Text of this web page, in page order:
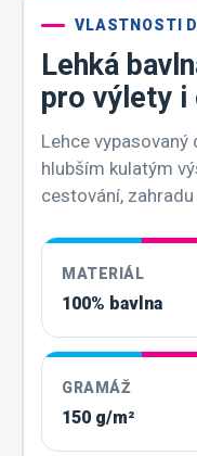
VLASTNOSTI
Lehká
pro výlety i
Lehce
hlubším kulatým
cestování,
MATERIÁL
100% bavlna
GRAMÁŽ
150 g/m²